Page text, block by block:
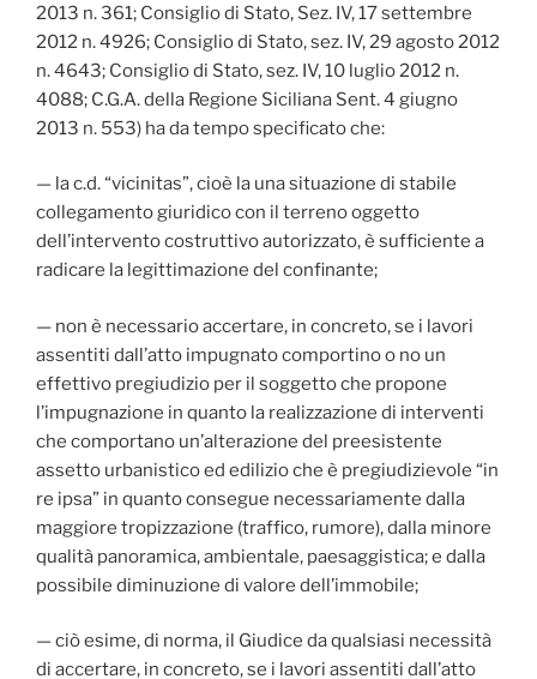
2013 n. 361; Consiglio di Stato, Sez. IV, 17 settembre
2012 n. 4926; Consiglio di Stato, sez. IV, 29 agosto 2012
n. 4643; Consiglio di Stato, sez. IV, 10 luglio 2012 n.
4088; C.G.A. della Regione Siciliana Sent. 4 giugno
2013 n. 553) ha da tempo specificato che:
— la c.d. “vicinitas”, cioè la una situazione di stabile
collegamento giuridico con il terreno oggetto
dell’intervento costruttivo autorizzato, è sufficiente a
radicare la legittimazione del confinante;
— non è necessario accertare, in concreto, se i lavori
assentiti dall’atto impugnato comportino o no un
effettivo pregiudizio per il soggetto che propone
l’impugnazione in quanto la realizzazione di interventi
che comportano un’alterazione del preesistente
assetto urbanistico ed edilizio che è pregiudizievole “in
re ipsa” in quanto consegue necessariamente dalla
maggiore tropizzazione (traffico, rumore), dalla minore
qualità panoramica, ambientale, paesaggistica; e dalla
possibile diminuzione di valore dell’immobile;
— ciò esime, di norma, il Giudice da qualsiasi necessità
di accertare, in concreto, se i lavori assentiti dall’atto